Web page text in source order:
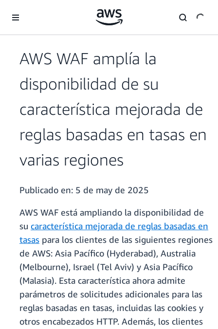
AWS WAF amplía la
disponibilidad de su
característica mejorada de
reglas basadas en tasas en
varias regiones
Publicado en: 5 de may de 2025
AWS WAF está ampliando la disponibilidad de
su característica mejorada de reglas basadas en
tasas para los clientes de las siguientes regiones
de AWS: Asia Pacífico (Hyderabad), Australia
(Melbourne), Israel (Tel Aviv) y Asia Pacífico
(Malasia). Esta característica ahora admite
parámetros de solicitudes adicionales para las
reglas basadas en tasas, incluidas las cookies y
otros encabezados HTTP. Además, los clientes